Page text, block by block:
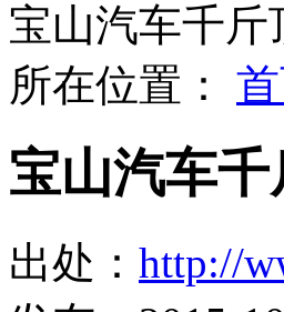
宝山汽车千
所在位置：
宝山汽车
出处： http://